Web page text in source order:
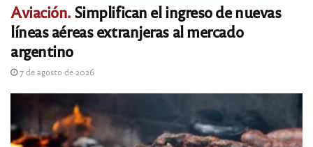
Aviación. Simplifican el ingreso de nuevas
líneas aéreas extranjeras al mercado
argentino
7 de agosto de 2026